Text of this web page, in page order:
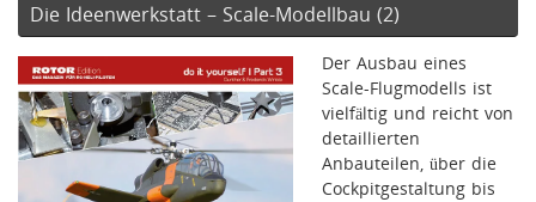
Die Ideenwerkstatt – Scale-Modellbau (2)
Der Ausbau eines
Scale-Flugmodells ist
vielfältig und reicht von
detaillierten
Anbauteilen, über die
Cockpitgestaltung bis